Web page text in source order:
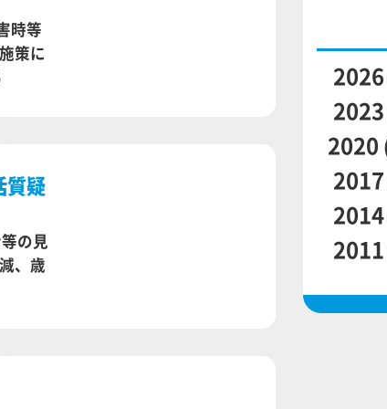
時等
策に
疑
の見
、歳
2026
2023
2020
2017
2014
2011